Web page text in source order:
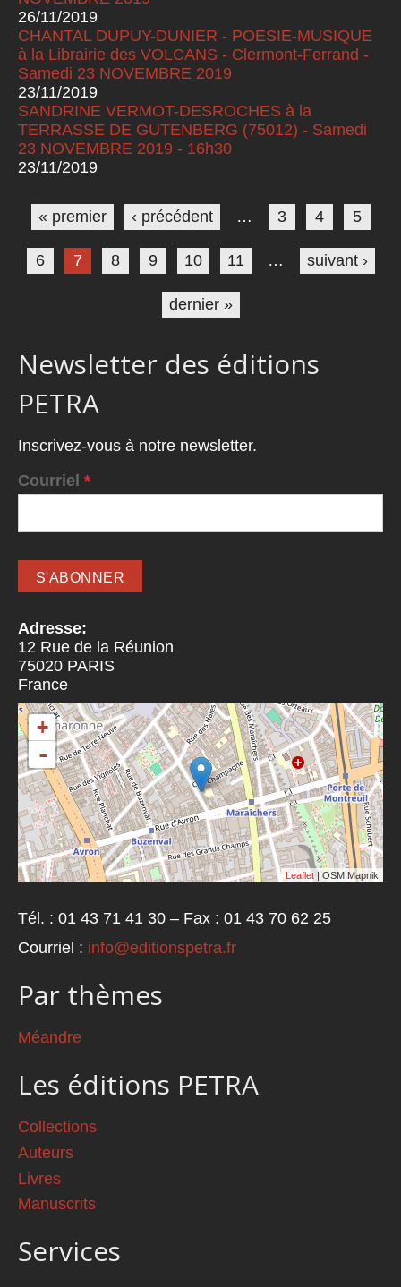
26/11/2019
CHANTAL DUPUY-DUNIER - POESIE-MUSIQUE
à la Librairie des VOLCANS - Clermont-Ferrand -
Samedi 23 NOVEMBRE 2019
23/11/2019
SANDRINE VERMOT-DESROCHES à la
TERRASSE DE GUTENBERG (75012) - Samedi
23 NOVEMBRE 2019 - 16h30
23/11/2019
Pages
« premier ‹ précédent … 3 4 5
6 7 8 9 10 11 … suivant ›
dernier »
Newsletter des éditions
PETRA
Inscrivez-vous à notre newsletter.
Courriel *
Adresse:
12 Rue de la Réunion
75020 PARIS
France
+
-
Leaflet | OSM Mapnik
Tél. : 01 43 71 41 30 – Fax : 01 43 70 62 25
Courriel : info@editionspetra.fr
Par thèmes
Méandre
Les éditions PETRA
Collections
Auteurs
Livres
Manuscrits
Services